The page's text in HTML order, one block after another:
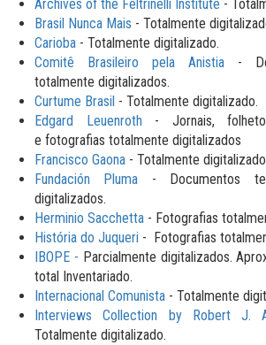
Archives of the Feltrinelli Institute -
Brasil Nunca Mais - Totalmente
Carioba - Totalmente digitalizado.
Comitê Brasileiro pela Anistia -
totalmente digitalizados.
Curtume Brasil - Totalmente digitalizado.
Edgard Leuenroth - Jornais,
e fotografias totalmente digitalizados
Francisco Gaona - Totalmente
Fundación Pluma - Documentos
digitalizados.
Herminio Sacchetta - Fotografias
História do Juqueri - Fotografias
IBOPE - Parcialmente digitalizados.
total Inventariado.
Internacional Comunista - Totalmente
Interviews Collection by Robert J.
Totalmente digitalizado.